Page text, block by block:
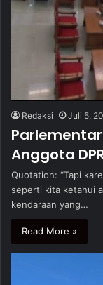
Redaksi Juli 5,
Anggota
Quotation: “Tapi
seperti kita ketahui
kendaraan yang…
Read More »